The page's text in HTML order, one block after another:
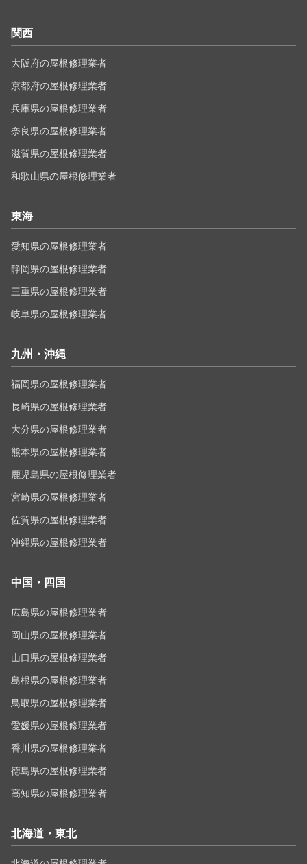
関西
大阪府の屋根修理業者
京都府の屋根修理業者
兵庫県の屋根修理業者
奈良県の屋根修理業者
滋賀県の屋根修理業者
和歌山県の屋根修理業者
東海
愛知県の屋根修理業者
静岡県の屋根修理業者
三重県の屋根修理業者
岐阜県の屋根修理業者
九州・沖縄
福岡県の屋根修理業者
長崎県の屋根修理業者
大分県の屋根修理業者
熊本県の屋根修理業者
鹿児島県の屋根修理業者
宮崎県の屋根修理業者
佐賀県の屋根修理業者
沖縄県の屋根修理業者
中国・四国
広島県の屋根修理業者
岡山県の屋根修理業者
山口県の屋根修理業者
島根県の屋根修理業者
鳥取県の屋根修理業者
愛媛県の屋根修理業者
香川県の屋根修理業者
徳島県の屋根修理業者
高知県の屋根修理業者
北海道・東北